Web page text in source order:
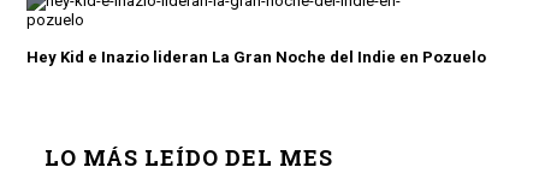
Hey Kid e Inazio lideran La Gran Noche del Indie en Pozuelo
LO MÁS LEÍDO DEL MES